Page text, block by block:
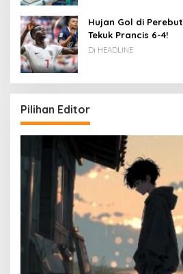
Hujan Gol di
Tekuk Prancis 6-4!
Di HEADLINE
Pilihan Editor